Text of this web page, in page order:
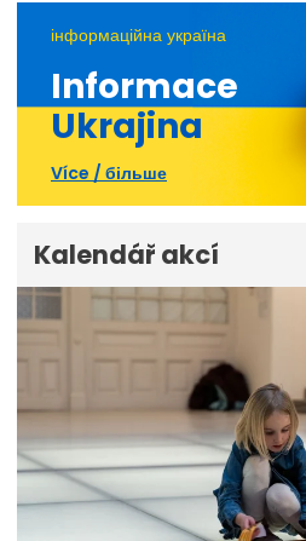
інформаційна україна
Informace
Ukrajina
Více / більше
Kalendář akcí